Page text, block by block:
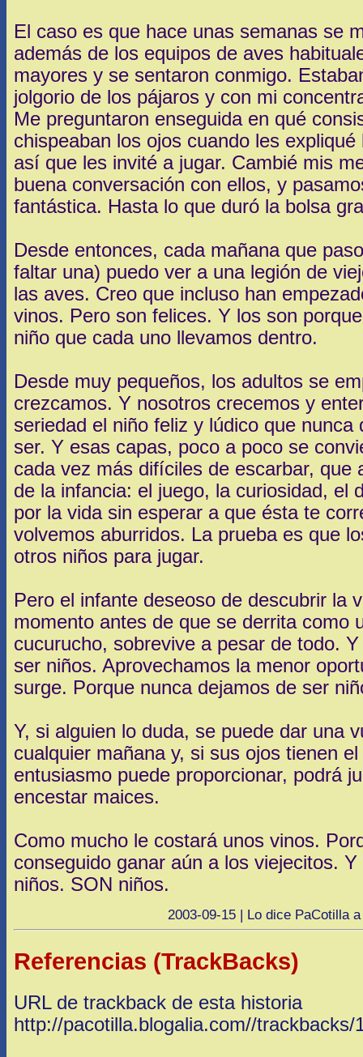
El caso es que hace unas semanas se
además de los equipos de aves
mayores y se sentaron conmigo.
jolgorio de los pájaros y con mi
Me preguntaron enseguida en qué
chispeaban los ojos cuando les
así que les invité a jugar. Cambié mis
buena conversación con ellos, y
fantástica. Hasta lo que duró la bolsa
Desde entonces, cada mañana que
faltar una) puedo ver a una legión de
las aves. Creo que incluso han
vinos. Pero son felices. Y los son
niño que cada uno llevamos dentro.
Desde muy pequeños, los adultos se
crezcamos. Y nosotros crecemos y
seriedad el niño feliz y lúdico que nunca
ser. Y esas capas, poco a poco se
cada vez más difíciles de escarbar, que
de la infancia: el juego, la curiosidad, el
por la vida sin esperar a que ésta te
volvemos aburridos. La prueba es que
otros niños para jugar.
Pero el infante deseoso de descubrir la
momento antes de que se derrita como
cucurucho, sobrevive a pesar de todo.
ser niños. Aprovechamos la menor
surge. Porque nunca dejamos de ser
Y, si alguien lo duda, se puede dar una
cualquier mañana y, si sus ojos tienen
entusiasmo puede proporcionar, podrá
encestar maices.
Como mucho le costará unos vinos.
conseguido ganar aún a los viejecitos.
niños. SON niños.
2003-09-15 | Lo dice PaCotilla
Referencias (TrackBacks)
URL de trackback de esta historia
http://pacotilla.blogalia.com//trackbacks/